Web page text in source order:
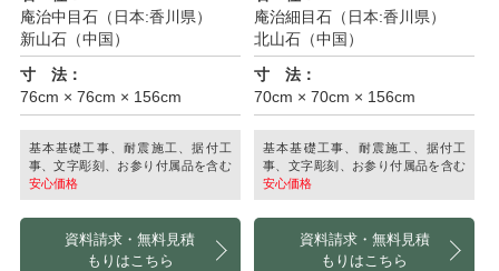
庵治中目石（日本:香川県）
新山石（中国）
寸 法：
76cm × 76cm × 156cm
基本基礎工事、耐震施工、据付工
事、文字彫刻、お参り付属品を含む
安心価格
資料請求・無料見積
もりはこちら
庵治細目石（日本:香川県）
北山石（中国）
寸 法：
70cm × 70cm × 156cm
基本基礎工事、耐震施工、据付工
事、文字彫刻、お参り付属品を含む
安心価格
資料請求・無料見積
もりはこちら